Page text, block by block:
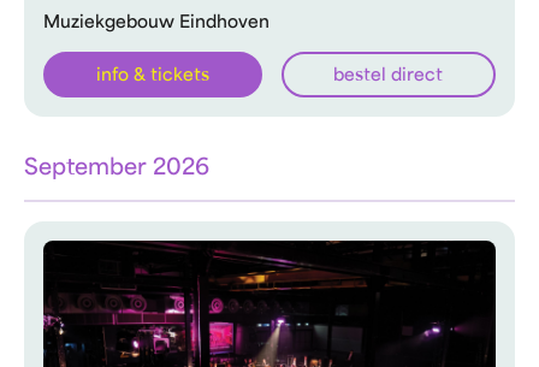
Muziekgebouw Eindhoven
info & tickets bestel direct
September 2026